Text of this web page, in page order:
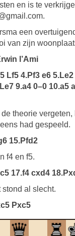
en is te
een
van zijn
l’Ami
Lf5 4.Pf3 e6
9.a4 0–0 10.a5
de theorie
had gespeeld.
15.Pfd2
f4 en f5.
17.f4 cxd4
stond al slecht.
Pxc5